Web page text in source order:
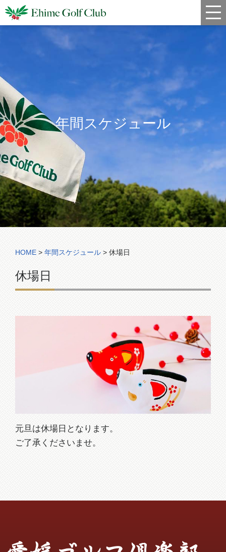
クラブハウス
年間スケジュール
宿泊・姉妹コース
アクセス
年間スケジュール
HOME > 年間スケジュール > 休場日
休場日
元旦は休場日となります。
ご了承くださいませ。